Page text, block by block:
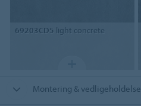
69203CD5 light concrete
Montering & vedligeholdelse